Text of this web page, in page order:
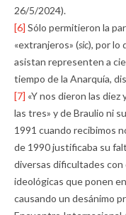
26/5/2024).
[6] Sólo permitieron la
«extranjeros» (sic), por lo
asistan representen a
tiempo de la Anarquía,
[7] «Y nos dieron las diez
las tres» y de Braulio ni
1991 cuando recibimos
de 1990 justificaba su
diversas dificultades
ideológicas que ponen
causando un desánimo